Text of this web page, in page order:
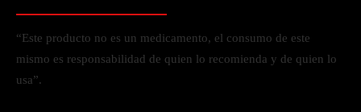
“Este producto no es un medicamento, el consumo de este
mismo es responsabilidad de quien lo recomienda y de quien lo
usa”.